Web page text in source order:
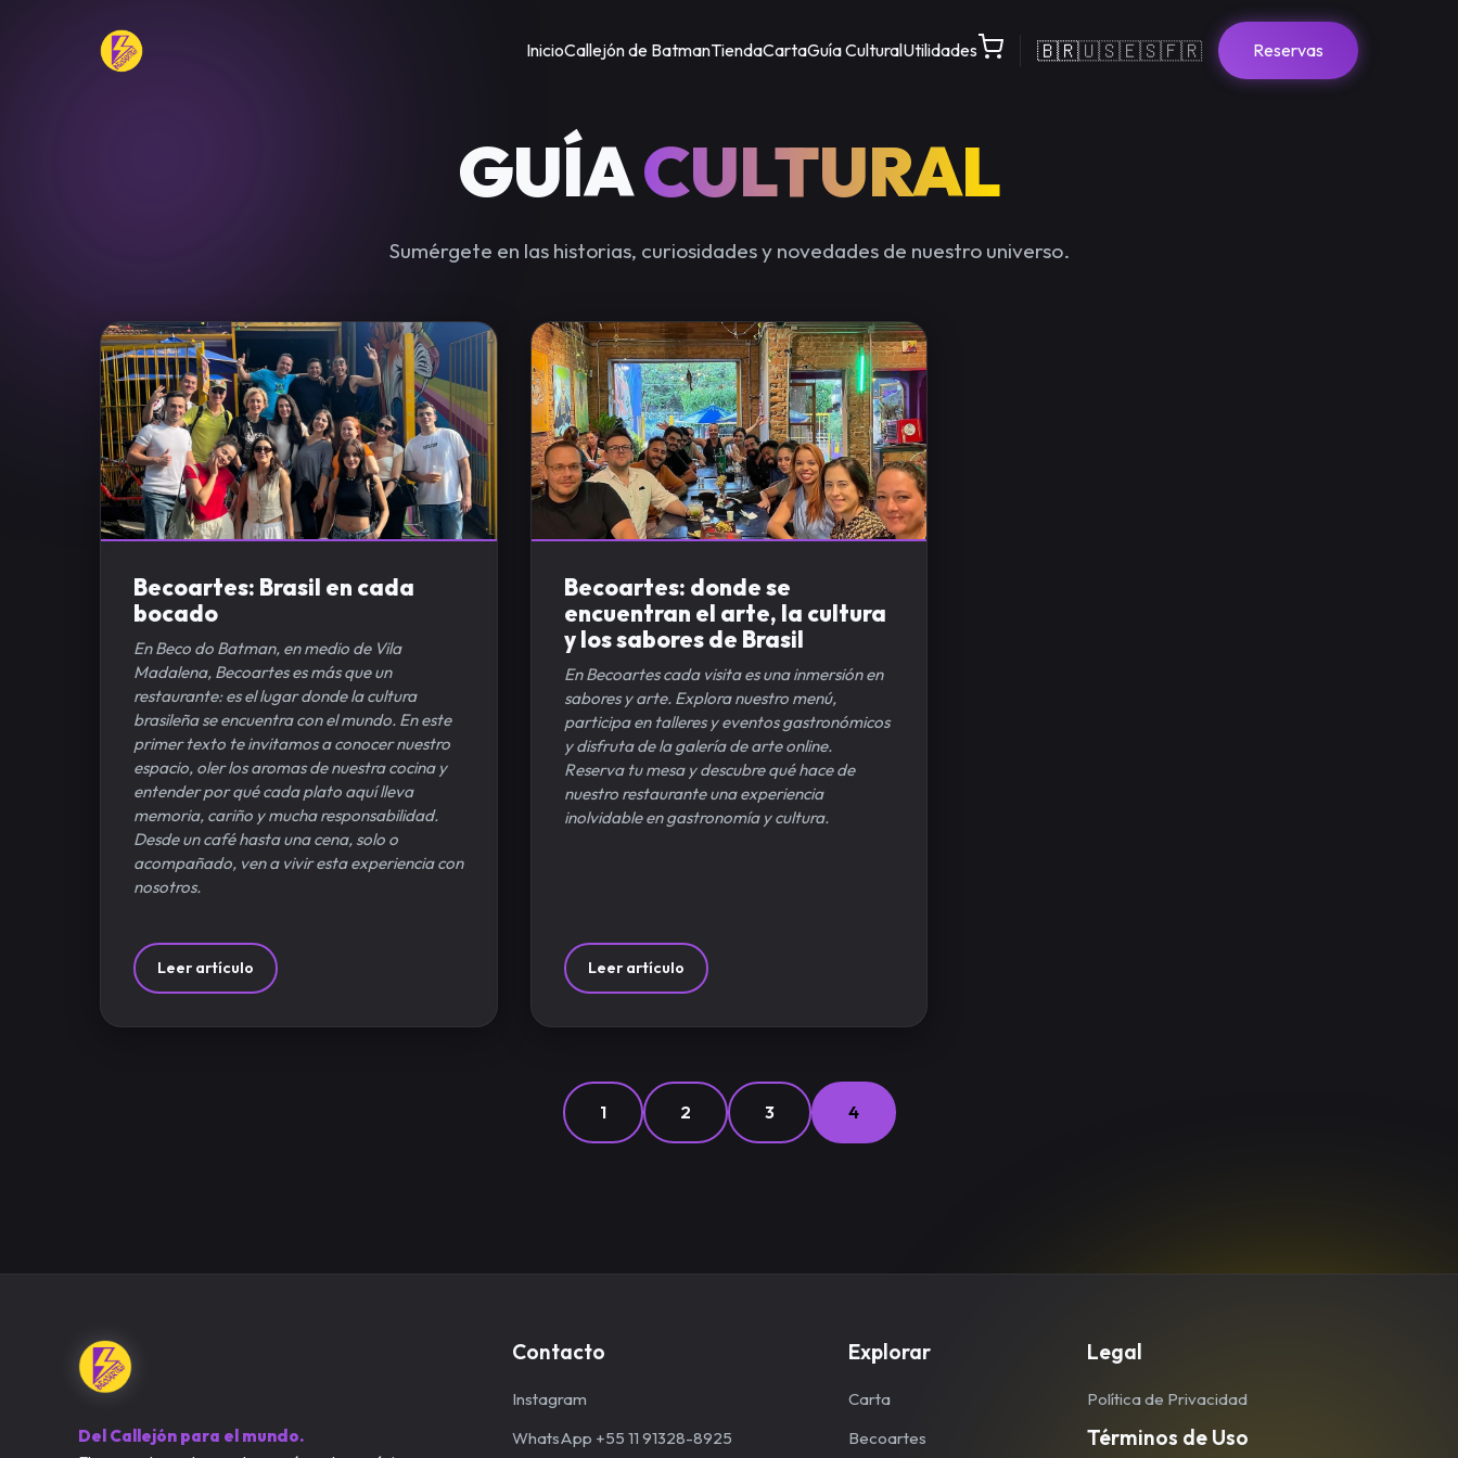
InicioCallejón de BatmanTiendaCartaGuía CulturalUtilidades 🇧🇷🇺🇸🇪🇸🇫🇷 Reservas
GUÍACULTURAL
Sumérgete en las historias, curiosidades y novedades de nuestro universo.
Becoartes: Brasil en cada
bocado
En Beco do Batman, en medio de Vila
Madalena, Becoartes es más que un
restaurante: es el lugar donde la cultura
brasileña se encuentra con el mundo. En este
primer texto te invitamos a conocer nuestro
espacio, oler los aromas de nuestra cocina y
entender por qué cada plato aquí lleva
memoria, cariño y mucha responsabilidad.
Desde un café hasta una cena, solo o
acompañado, ven a vivir esta experiencia con
nosotros.
Leer artículo
Becoartes: donde se
encuentran el arte, la cultura
y los sabores de Brasil
En Becoartes cada visita es una inmersión en
sabores y arte. Explora nuestro menú,
participa en talleres y eventos gastronómicos
y disfruta de la galería de arte online.
Reserva tu mesa y descubre qué hace de
nuestro restaurante una experiencia
inolvidable en gastronomía y cultura.
Leer artículo
1 2 3 4
Del Callejón para el mundo.
Contacto
Instagram
WhatsApp +55 11 91328-8925
Explorar
Carta
Becoartes
Legal
Política de Privacidad
Términos de Uso